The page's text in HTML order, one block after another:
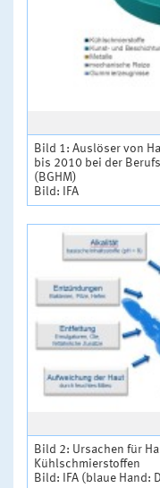
Bild 1: Auslöser von
bis 2010 bei der
(BGHM)
Bild: IFA
Bild 2: Ursachen für
Kühlschmierstoffen
Bild: IFA (blaue Hand: